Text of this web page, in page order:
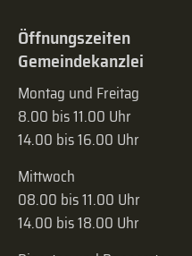
Öffnungszeiten
Gemeindekanzlei
Montag und Freitag
8.00 bis 11.00 Uhr
14.00 bis 16.00 Uhr
Mittwoch
08.00 bis 11.00 Uhr
14.00 bis 18.00 Uhr